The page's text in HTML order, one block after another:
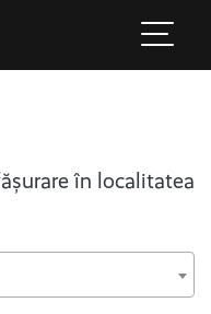
în localitatea